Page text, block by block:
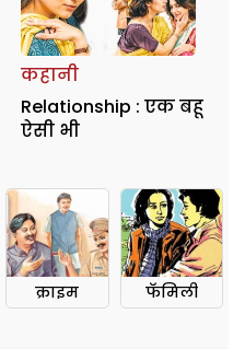
कहानी
Relationship : एक बहू
ऐसी भी
क्राइम फॅमिली